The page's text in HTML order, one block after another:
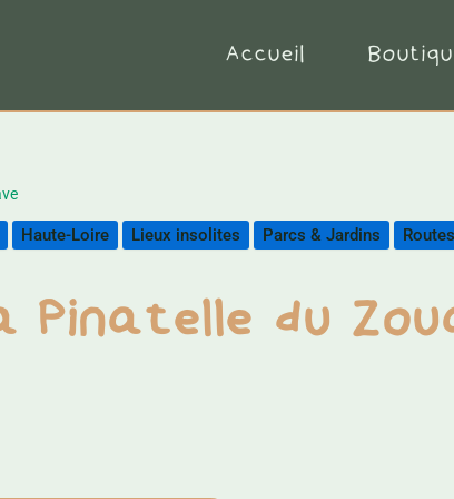
Accueil
Haute-Loire Lieux insolites Parcs & Jardins
Pinatelle du